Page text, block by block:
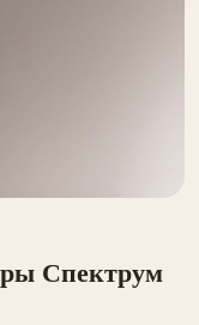
Спектрум